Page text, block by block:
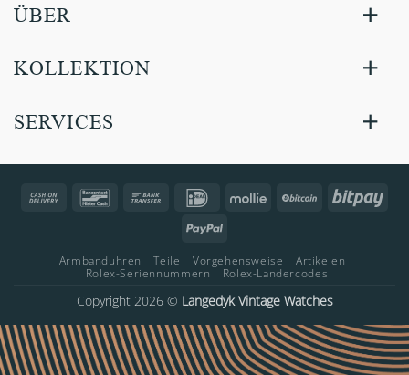
ÜBER
KOLLEKTION
SERVICES
Cash
Bancontact Bank
IDeal Mollie BitCoin
PayPal
Armbanduhren Teile Vorgehensweise
Artikelen
Rolex-Seriennummern
Rolex-Landercodes
Copyright 2026 © Langedyk Vintage Watches